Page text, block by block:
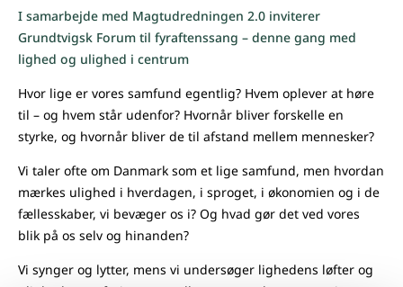
I samarbejde med Magtudredningen 2.0 inviterer
Grundtvigsk Forum til fyraftenssang – denne gang med
lighed og ulighed i centrum
Hvor lige er vores samfund egentlig? Hvem oplever at høre
til – og hvem står udenfor? Hvornår bliver forskelle en
styrke, og hvornår bliver de til afstand mellem mennesker?
Vi taler ofte om Danmark som et lige samfund, men hvordan
mærkes ulighed i hverdagen, i sproget, i økonomien og i de
fællesskaber, vi bevæger os i? Og hvad gør det ved vores
blik på os selv og hinanden?
Vi synger og lytter, mens vi undersøger lighedens løfter og